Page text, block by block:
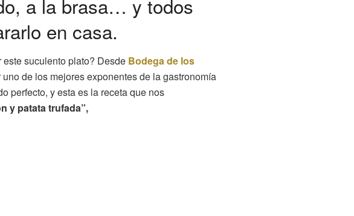
a la brasa… y todos
en casa.
suculento plato? Desde Bodega de los
de los mejores exponentes de la gastronomía
perfecto, y esta es la receta que nos
y patata trufada”,